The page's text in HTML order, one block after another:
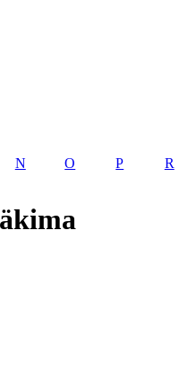
N O P R